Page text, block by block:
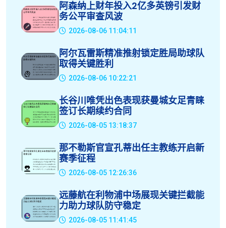
阿森纳上财年投入2亿多英镑引发财
务公平审查风波
2026-08-06 11:04:11
阿尔瓦雷斯精准推射锁定胜局助球队
取得关键胜利
2026-08-06 10:22:21
长谷川唯凭出色表现获曼城女足青睐
签订长期续约合同
2026-08-05 13:18:37
那不勒斯官宣孔蒂出任主教练开启新
赛季征程
2026-08-05 12:26:36
远藤航在利物浦中场展现关键拦截能
力助力球队防守稳定
2026-08-05 11:41:45